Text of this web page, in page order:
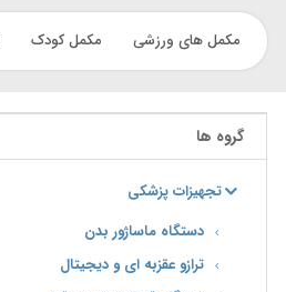
مکمل های ورزشی مکمل کودک
گروه ها
تجهیزات پزشکی
دستگاه ماساژور بدن
ترازو عقزبه ای و دیجیتال